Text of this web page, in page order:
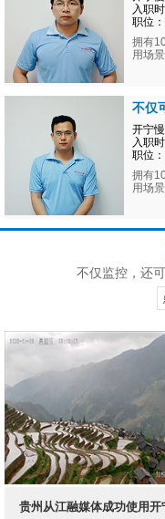
入职
职位
拥有
用场
不仅
开宁
入职
职位
拥有
用场
不仅监控，还
贵州从江融媒体成功使用开